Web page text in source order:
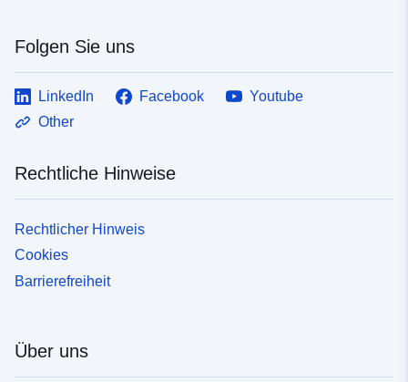
Folgen Sie uns
LinkedIn Facebook
Youtube
Other
Rechtliche Hinweise
Rechtlicher Hinweis
Cookies
Barrierefreiheit
Über uns